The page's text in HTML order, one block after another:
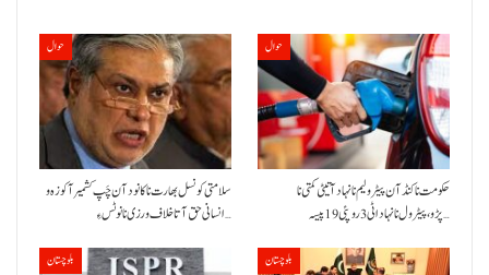
حوال
سلامتی کونسل بھارت نا کانود آن چَپ کشمیر آ کوزہ و
انسانی حق آتا خلاف ورزی نا نوٹس ءِ…
حوال
حکومت نا کنڈ آن پیٹرولیم نا نہاد آتیٹی کمتی نا
پڑو،پیٹرول نا نہاد اٹی 3 روپئی 19 پیسہ…
بلوچستان بلوچستان